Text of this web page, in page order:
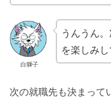
白獅子
うんうん
を楽しみ
次の就職先も決まって